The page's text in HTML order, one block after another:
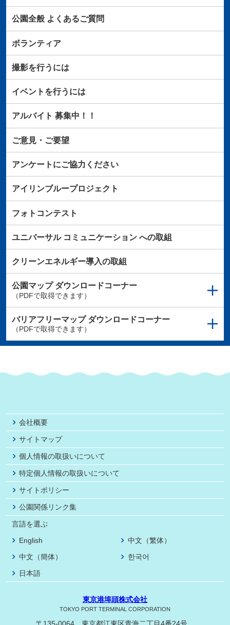
公園全般よくあるご質問
ボランティア
撮影を行うには
イベントを行うには
アルバイト 募集中！！
ご意見・ご要望
アンケートにご協力ください
アイリンブループロジェクト
フォトコンテスト
ユニバーサルコミュニケーションへの取組
クリーンエネルギー導入の取組
公園マップダウンロードコーナー
（PDFで取得できます）
バリアフリーマップダウンロードコーナー
（PDFで取得できます）
会社概要
サイトマップ
個人情報の取扱いについて
特定個人情報の取扱いについて
サイトポリシー
公園関係リンク集
言語を選ぶ
English
中文（繁体）
中文（簡体）
한국어
日本語
東京港埠頭株式会社
TOKYO PORT TERMINAL CORPORATION